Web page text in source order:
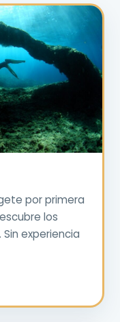
por primera
los
experiencia